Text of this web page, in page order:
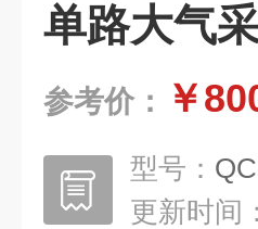
单路大气
参考价： ￥
型号：
更新时间：